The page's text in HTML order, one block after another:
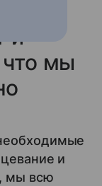
и
что мы
и
мы всю